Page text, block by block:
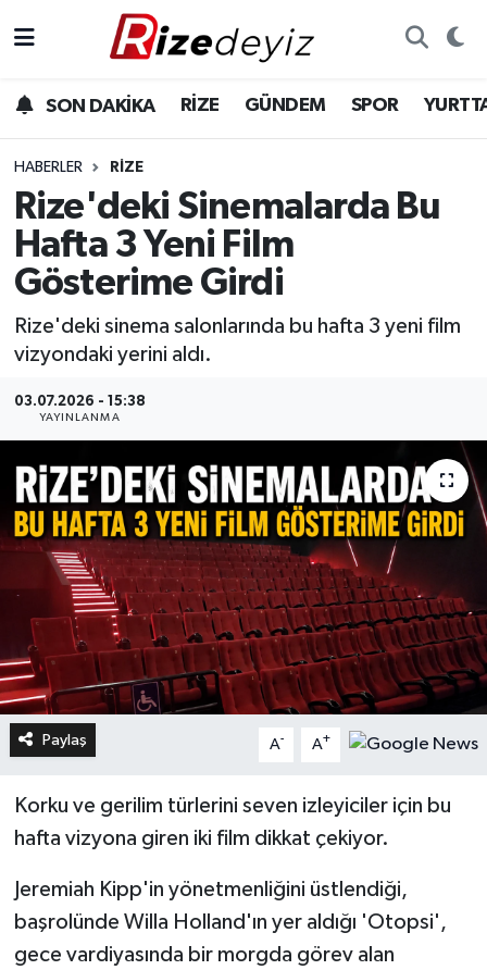
SON DAKİKA RİZE GÜNDEM SPOR
HABERLER RIZE
Rize'deki Sinemalarda Bu
Hafta 3 Yeni Film
Gösterime Girdi
Rize'deki sinema salonlarında bu hafta 3 yeni film
vizyondaki yerini aldı.
03.07.2026 - 15:38
YAYINLANMA
Paylaş A- A+
Korku ve gerilim türlerini seven izleyiciler için bu
hafta vizyona giren iki film dikkat çekiyor.
Jeremiah Kipp'in yönetmenliğini üstlendiği,
başrolünde Willa Holland'ın yer aldığı 'Otopsi',
gece vardiyasında bir morgda görev alan
Gündem
Yurttan Haberler
Ekonomi
Sağlık
Rize Hava Durumu
Rize Trafik Yoğunluk Haritası
Süper Lig Puan Durumu ve Fikstür
Son Dakika Haberleri
Haber Arşivi